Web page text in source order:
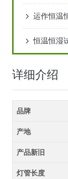
运作恒温
恒温恒湿
详细介绍
品牌
产地
产品新旧
灯管长度